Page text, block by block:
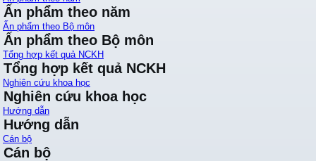
Ấn phẩm theo năm
Ấn phẩm theo Bộ môn
Ấn phẩm theo Bộ môn
Tổng hợp kết quả NCKH
Tổng hợp kết quả NCKH
Nghiên cứu khoa học
Nghiên cứu khoa học
Hướng dẫn
Hướng dẫn
Cán bộ
Cán bộ